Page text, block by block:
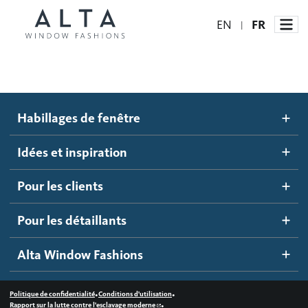
EN | FR
Stores automatisés
Stores alvéolés
Stores à enrouleur
Stores à bandes
Stores translucides
Stores en bois
Idées et inspiration
Blogue
Galerie d'inspiration
Comment ça marche
Devenir un détaillant
Accès détaillant
Contactez-nous
Habillages de fenêtre
Idées et inspiration
Pour les clients
Pour les détaillants
Alta Window Fashions
Politique de confidentialité•Conditions d'utilisation•
Rapport sur la lutte contre l'esclavage moderne •